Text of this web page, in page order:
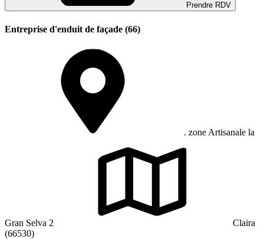
Prendre RDV
Entreprise d'enduit de façade (66)
. zone Artisanale la
Gran Selva 2
Claira
(66530)